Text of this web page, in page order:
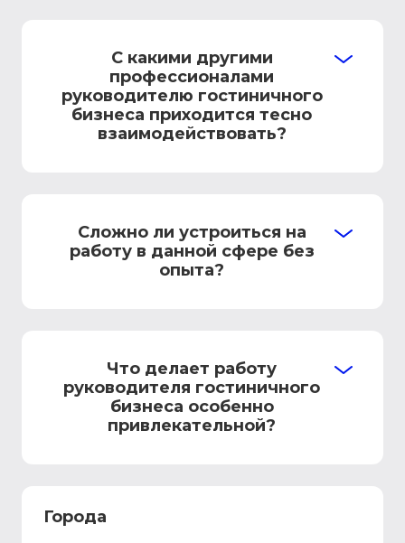
С какими другими
профессионалами
руководителю гостиничного
бизнеса приходится тесно
взаимодействовать?
Сложно ли устроиться на
работу в данной сфере без
опыта?
Что делает работу
руководителя гостиничного
бизнеса особенно
привлекательной?
Города